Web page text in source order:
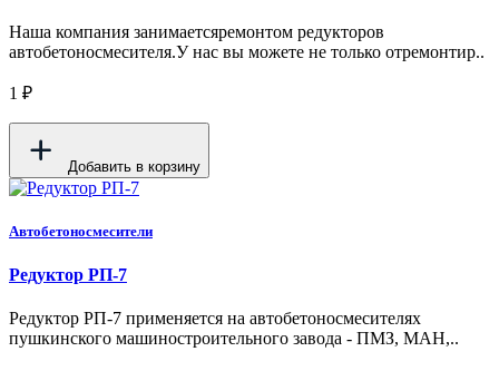
Наша компания занимаетсяремонтом редукторов
автобетоносмесителя.У нас вы можете не только отремонтир..
1 ₽
Добавить в корзину
Автобетоносмесители
Редуктор РП-7
Редуктор РП-7 применяется на автобетоносмесителях
пушкинского машиностроительного завода - ПМЗ, МАН,..